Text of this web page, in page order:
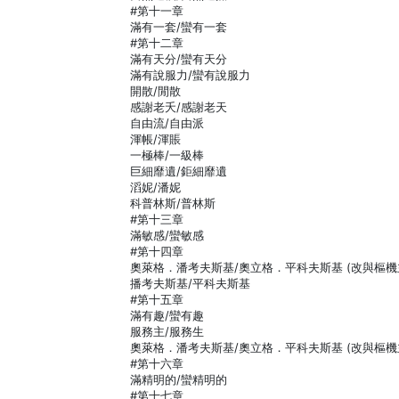
#第十一章
滿有一套/蠻有一套
#第十二章
滿有天分/蠻有天分
滿有說服力/蠻有說服力
開散/閒散
感謝老夭/感謝老天
自由流/自由派
渾帳/渾賬
一極棒/一級棒
巨細靡遺/鉅細靡遺
滔妮/潘妮
科普林斯/普林斯
#第十三章
滿敏感/蠻敏感
#第十四章
奧萊格．潘考夫斯基/奧立格．平科夫斯基 (改與樞
播考夫斯基/平科夫斯基
#第十五章
滿有趣/蠻有趣
服務主/服務生
奧萊格．潘考夫斯基/奧立格．平科夫斯基 (改與樞
#第十六章
滿精明的/蠻精明的
#第十七章